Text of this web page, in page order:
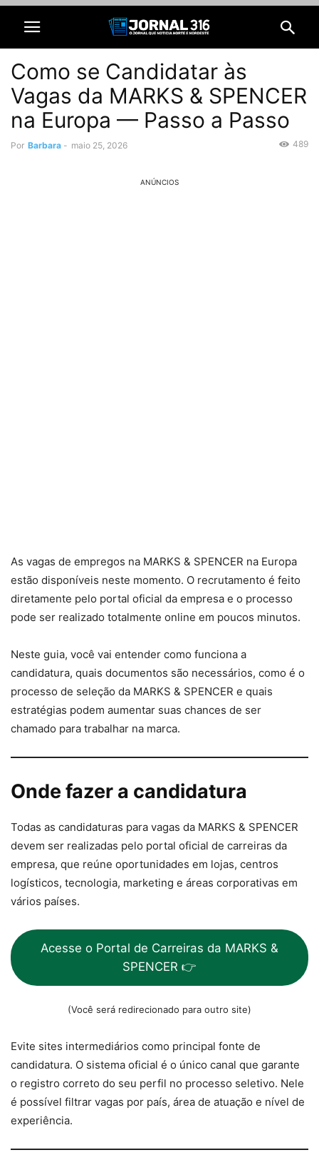
Como se Candidatar às
Vagas da MARKS & SPENCER
na Europa — Passo a Passo
Por Barbara - maio 25, 2026 489
ANÚNCIOS
As vagas de empregos na MARKS & SPENCER na Europa
estão disponíveis neste momento. O recrutamento é feito
diretamente pelo portal oficial da empresa e o processo
pode ser realizado totalmente online em poucos minutos.
Neste guia, você vai entender como funciona a
candidatura, quais documentos são necessários, como é o
processo de seleção da MARKS & SPENCER e quais
estratégias podem aumentar suas chances de ser
chamado para trabalhar na marca.
Onde fazer a candidatura
Todas as candidaturas para vagas da MARKS & SPENCER
devem ser realizadas pelo portal oficial de carreiras da
empresa, que reúne oportunidades em lojas, centros
logísticos, tecnologia, marketing e áreas corporativas em
vários países.
Acesse o Portal de Carreiras da MARKS &
SPENCER 👉
(Você será redirecionado para outro site)
Evite sites intermediários como principal fonte de
candidatura. O sistema oficial é o único canal que garante
o registro correto do seu perfil no processo seletivo. Nele
é possível filtrar vagas por país, área de atuação e nível de
experiência.